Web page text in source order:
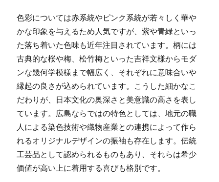
色彩については赤系統やピンク系統が若々しく華や
かな印象を与えるため人気ですが、紫や青緑といっ
た落ち着いた色味も近年注目されています。柄には
古典的な桜や梅、松竹梅といった吉祥文様からモダ
ンな幾何学模様まで幅広く、それぞれに意味合いや
縁起の良さが込められています。こうした細かなこ
だわりが、日本文化の奥深さと美意識の高さを表し
ています。広島ならではの特色としては、地元の職
人による染色技術や織物産業との連携によって作ら
れるオリジナルデザインの振袖も存在します。伝統
工芸品として認められるものもあり、それらは希少
価値が高い上に着用する喜びも格別です。